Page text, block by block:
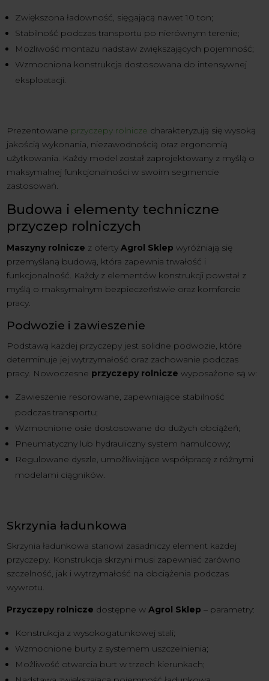
Zwiększona ładowność, sięgającą nawet 10 ton;
Stabilność podczas transportu po nierównym terenie;
Możliwość montażu nadstaw zwiększających pojemność;
Wzmocniona konstrukcja dostosowana do intensywnej
eksploatacji.
Prezentowane przyczepy rolnicze charakteryzują się wysoką
jakością wykonania, niezawodnością oraz ergonomią
użytkowania. Każdy model został zaprojektowany z myślą o
maksymalnej funkcjonalności w swoim segmencie
zastosowań.
Budowa i elementy techniczne
przyczep rolniczych
Maszyny rolnicze z ofertyAgrol Sklep wyróżniają się
przemyślaną budową, która zapewnia trwałość i
funkcjonalność. Każdy z elementów konstrukcji powstał z
myślą o maksymalnym bezpieczeństwie oraz komforcie
pracy.
Podwozie i zawieszenie
Podstawą każdej przyczepy jest solidne podwozie, które
determinuje jej wytrzymałość oraz zachowanie podczas
pracy. Nowoczesne przyczepy rolnicze wyposażone są w:
Zawieszenie resorowane, zapewniające stabilność
podczas transportu;
Wzmocnione osie dostosowane do dużych obciążeń;
Pneumatyczny lub hydrauliczny system hamulcowy;
Regulowane dyszle, umożliwiające współpracę z różnymi
modelami ciągników.
Skrzynia ładunkowa
Skrzynia ładunkowa stanowi zasadniczy element każdej
przyczepy. Konstrukcja skrzyni musi zapewniać zarówno
szczelność, jak i wytrzymałość na obciążenia podczas
wywrotu.
Przyczepy rolnicze dostępne wAgrol Sklep – parametry:
Konstrukcja z wysokogatunkowej stali;
Wzmocnione burty z systemem uszczelnienia;
Możliwość otwarcia burt w trzech kierunkach;